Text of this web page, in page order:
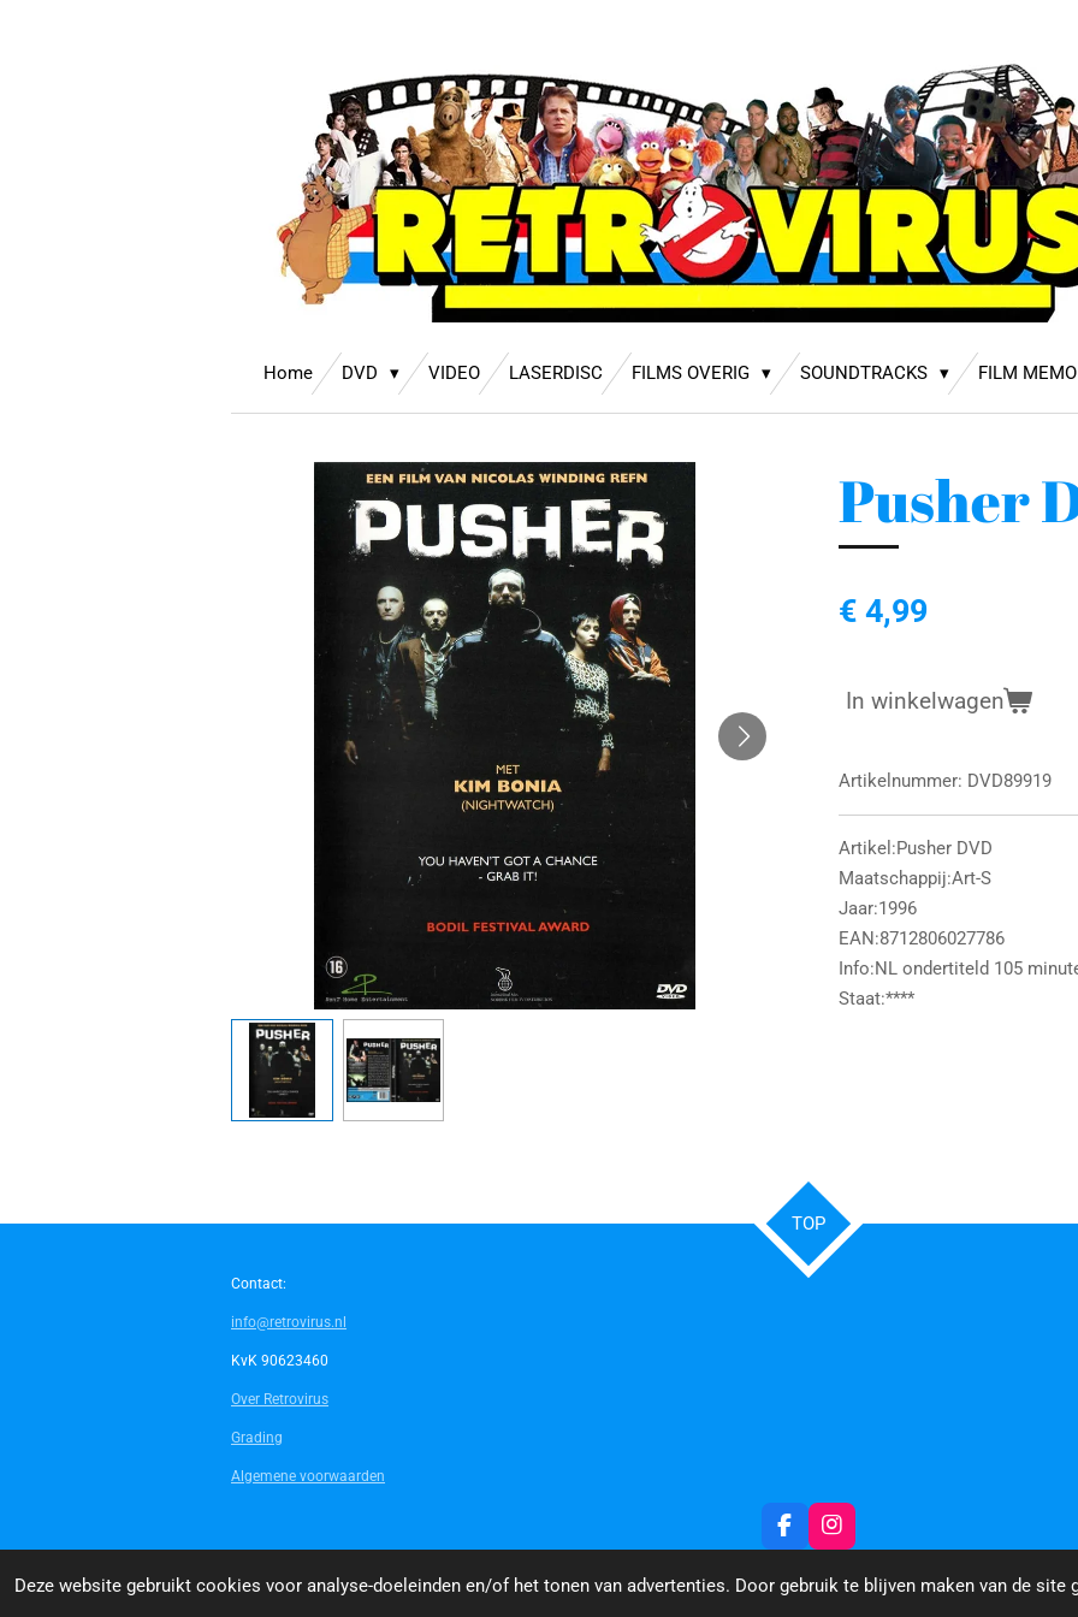
Deze website gebruikt cookies voor analyse-doeleinden en/of het tonen van advertenties. Door gebruik te blijven maken van de site
Home DVD VIDEO LASERDISC FILMS OVERIG SOUNDTRACKS FILM
Pusher
€ 4,99
In winkelwagen
Artikelnummer: DVD89919
Artikel:Pusher DVD
Maatschappij:Art-S
Jaar:1996
EAN:8712806027786
Info:NL ondertiteld 105
Staat:****
TOP
Contact:
info@retrovirus.nl
KvK 90623460
Over Retrovirus
Grading
Algemene voorwaarden
F
a
c
e
I
n
s